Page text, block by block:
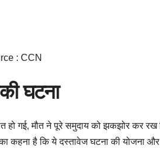
: CCN
घटना
हो गई, मौत ने पूरे समुदाय को झकझोर कर रख
कहना है कि ये दस्तावेज घटना की योजना